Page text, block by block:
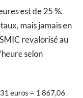
est de 25 %.
mais jamais en
revalorisé au
selon
euros = 1 867,06